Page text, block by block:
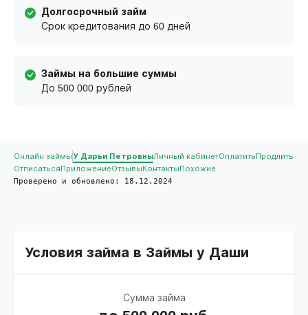
Долгосрочный займ
Срок кредитования до 60 дней
Займы на большие суммы
До 500 000 рублей
Онлайн займыУ Дарьи ПетровныЛичный кабинетОплатить Продлить
Отписаться ПриложениеОтзывы Контакты Похожие
Проверено и обновлено: 18.12.2024
Условия займа в Займы у Даши
Сумма займа